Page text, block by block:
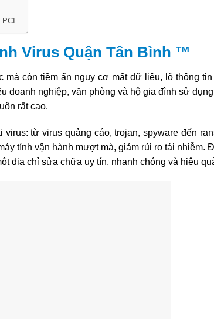
Virus Quận Tân Bình ™
mà còn tiềm ẩn nguy cơ mất dữ liệu, lộ thông tin
doanh nghiệp, văn phòng và hộ gia đình sử
luôn rất cao.
từ virus quảng cáo, trojan, spyware đến
tính vận hành mượt mà, giảm rủi ro tái nhiễm.
địa chỉ sửa chữa uy tín, nhanh chóng và hiệu